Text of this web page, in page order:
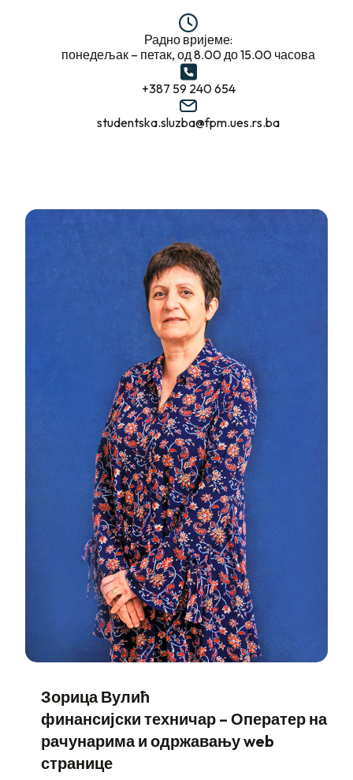
Радно вријеме:
понедељак – петак, од 8.00 до 15.00 часова
+387 59 240 654
studentska.sluzba@fpm.ues.rs.ba
Зорица Вулић
финансијски техничар – Оператер на
рачунарима и одржавању web
странице